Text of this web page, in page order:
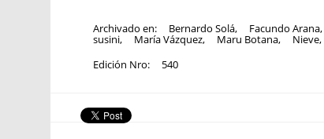
Archivado en: Bernardo Solá, Facundo Arana,
susini, María Vázquez, Maru Botana, Nieve,
Edición Nro:
540